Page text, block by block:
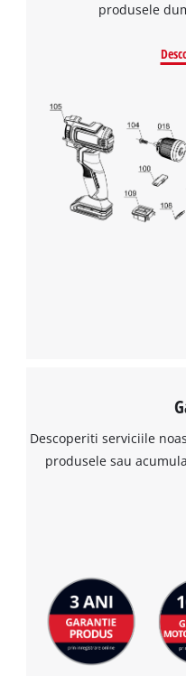
Avem
This
to
produsele
Descoperiti serviciile
produsele sau